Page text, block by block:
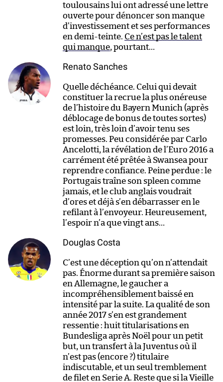
toulousains lui ont adressé une lettre
ouverte pour dénoncer son manque
d’investissement et ses performances
en demi-teinte. Ce n’est pas le talent
qui manque, pourtant…
Renato Sanches
Quelle déchéance. Celui qui devait
constituer la recrue la plus onéreuse
de l’histoire du Bayern Munich (après
déblocage de bonus de toutes sortes)
est loin, très loin d’avoir tenu ses
promesses. Peu considérée par Carlo
Ancelotti, la révélation de l’Euro 2016 a
carrément été prêtée à Swansea pour
reprendre confiance. Peine perdue : le
Portugais traîne son spleen comme
jamais, et le club anglais voudrait
d’ores et déjà s’en débarrasser en le
refilant à l’envoyeur. Heureusement,
l’espoir n’a que vingt ans…
Douglas Costa
C’est une déception qu’on n’attendait
pas. Énorme durant sa première saison
en Allemagne, le gaucher a
incompréhensiblement baissé en
intensité par la suite. La qualité de son
année 2017 s’en est grandement
ressentie : huit titularisations en
Bundesliga après Noël pour un petit
but, un transfert à la Juventus où il
n’est pas (encore ?) titulaire
indiscutable, et un seul tremblement
de filet en Serie A. Reste que si la Vieille